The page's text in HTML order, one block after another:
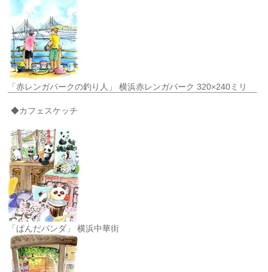
「赤レンガパークの釣り人」 横浜赤レンガパーク 320×240ミリ
◆カフェスケッチ
「ぱんだパンダ」 横浜中華街